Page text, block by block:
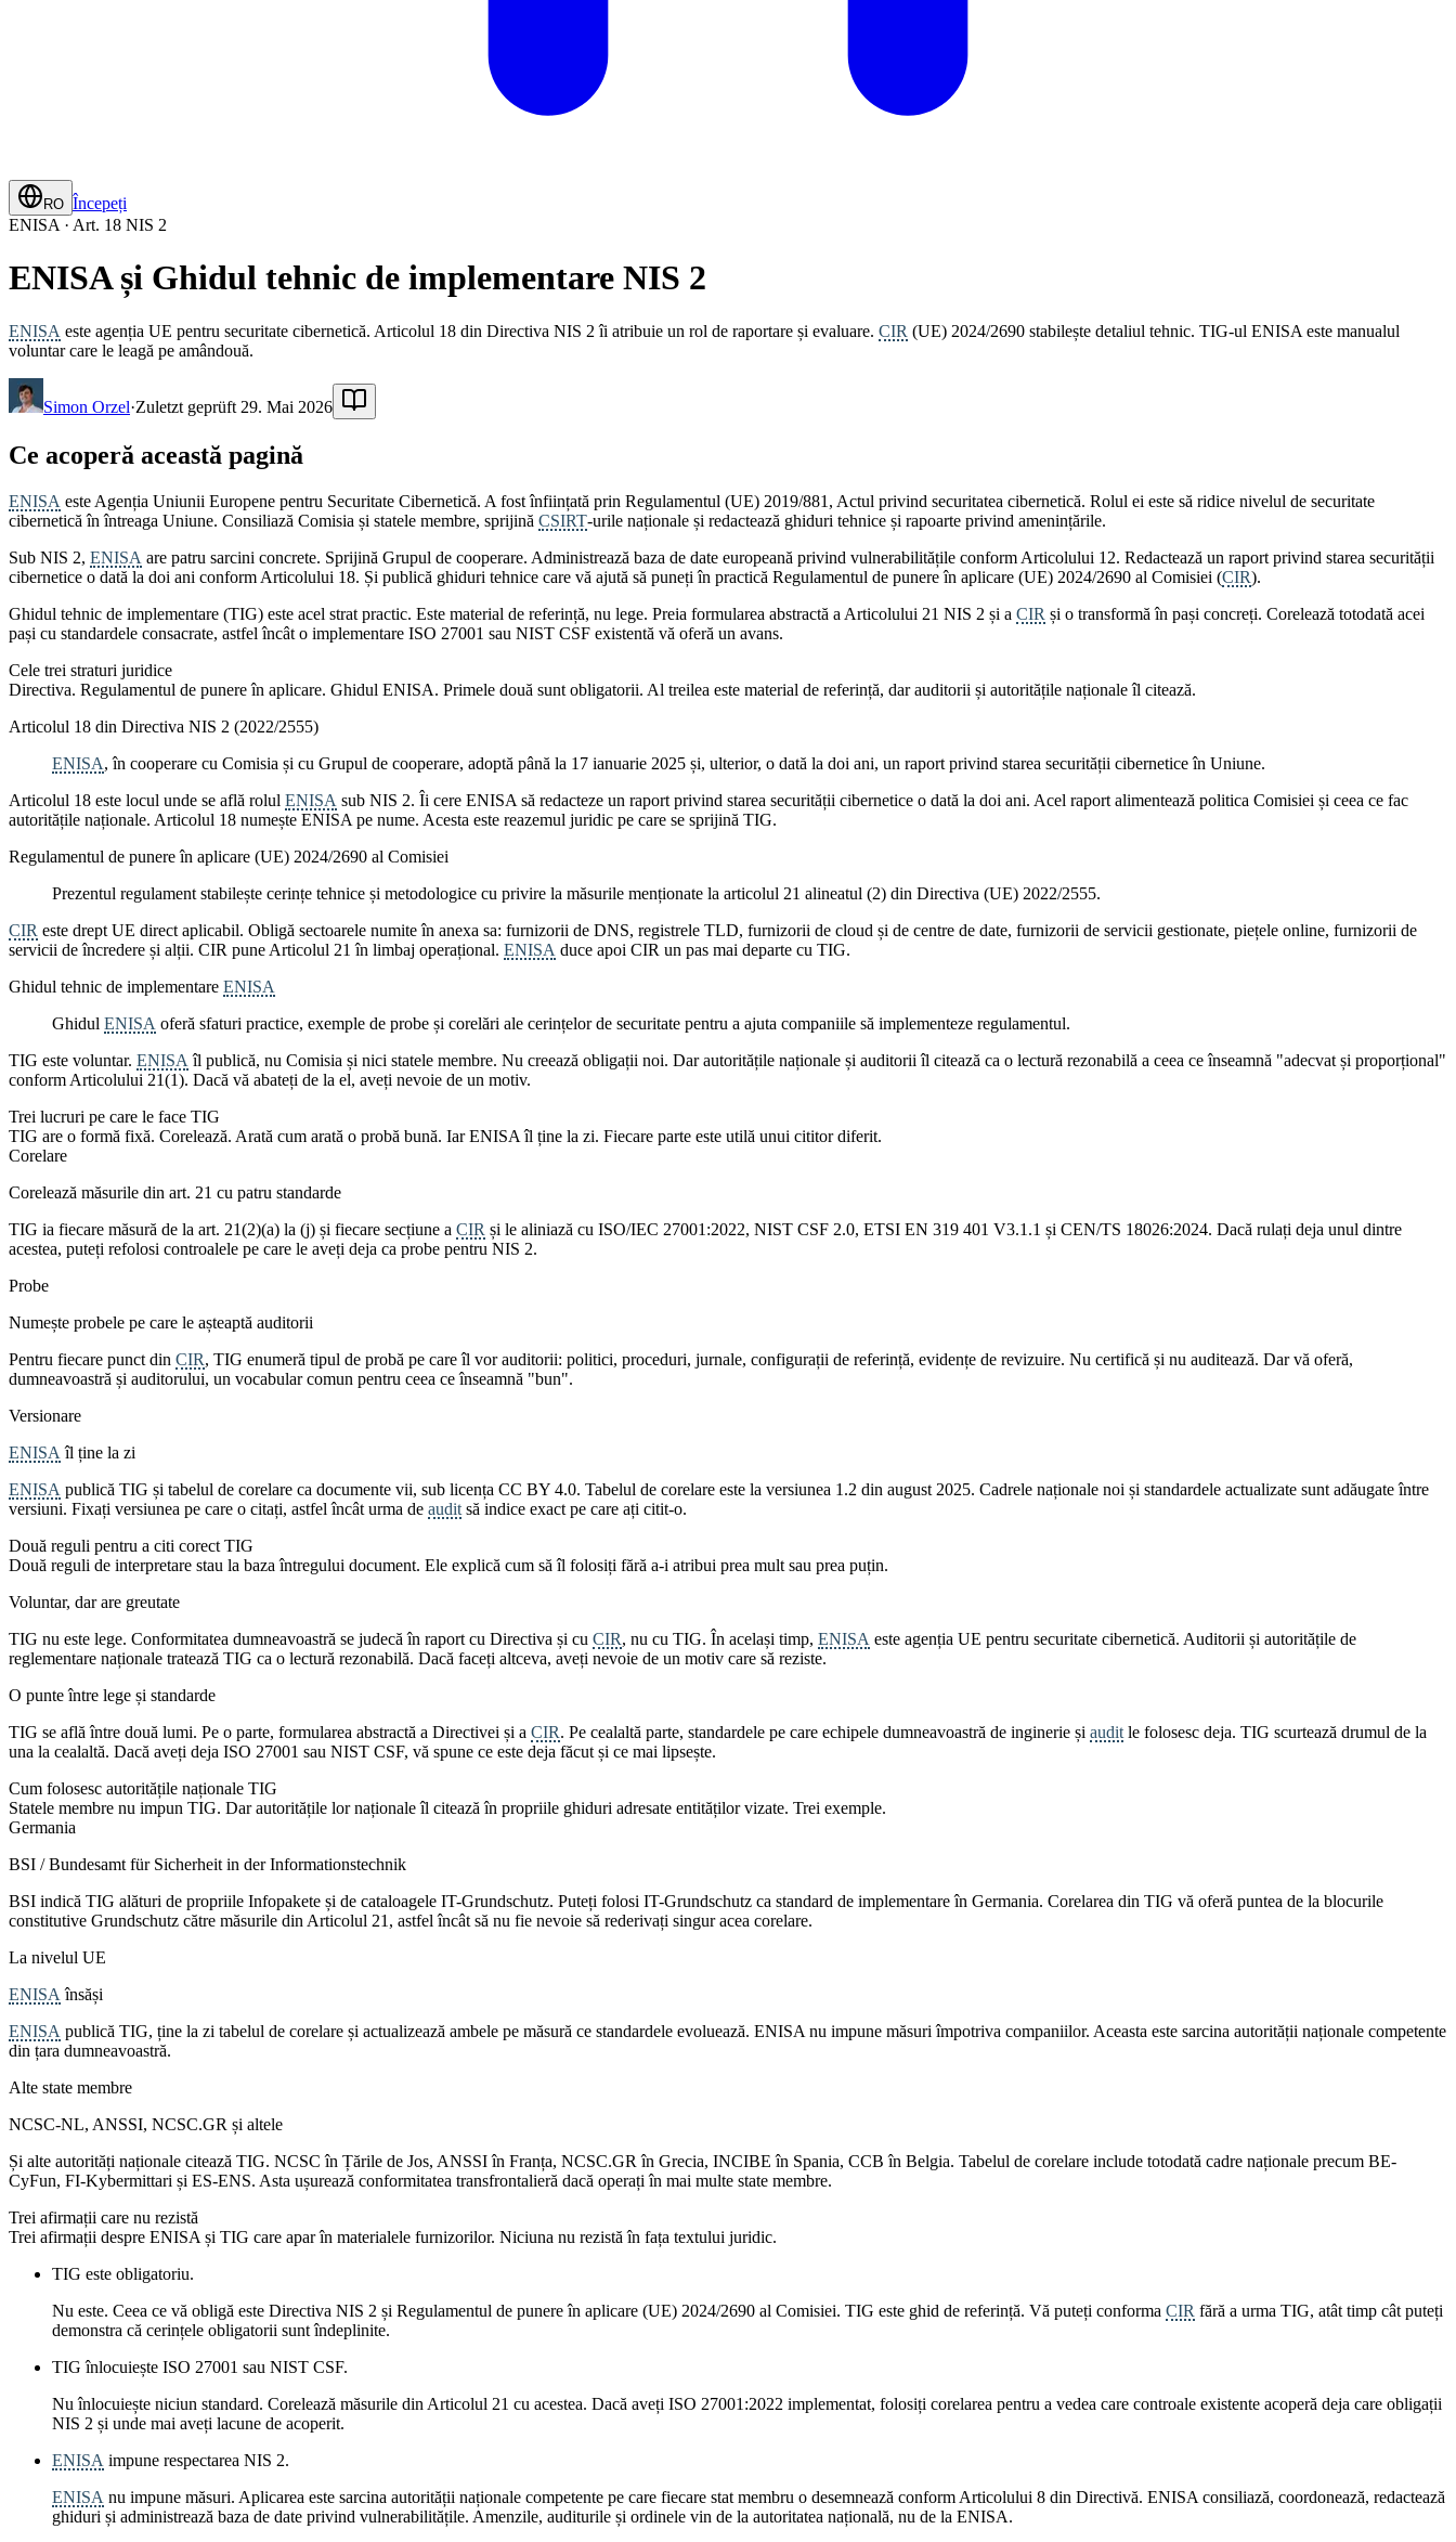
RO Începeți
ENISA · Art. 18 NIS 2
ENISA și Ghidul tehnic de implementare NIS 2
ENISA este agenția UE pentru securitate cibernetică. Articolul 18 din Directiva NIS 2 îi atribuie un rol de raportare și evaluare. CIR (UE) 2024/2690 stabilește detaliul tehnic. TIG-ul ENISA este manualul
voluntar care le leagă pe amândouă.
Simon Orzel·Zuletzt geprüft 29. Mai 2026
Ce acoperă această pagină
ENISA este Agenția Uniunii Europene pentru Securitate Cibernetică. A fost înființată prin Regulamentul (UE) 2019/881, Actul privind securitatea cibernetică. Rolul ei este să ridice nivelul de securitate
cibernetică în întreaga Uniune. Consiliază Comisia și statele membre, sprijină CSIRT-urile naționale și redactează ghiduri tehnice și rapoarte privind amenințările.
Sub NIS 2, ENISA are patru sarcini concrete. Sprijină Grupul de cooperare. Administrează baza de date europeană privind vulnerabilitățile conform Articolului 12. Redactează un raport privind starea securității
cibernetice o dată la doi ani conform Articolului 18. Și publică ghiduri tehnice care vă ajută să puneți în practică Regulamentul de punere în aplicare (UE) 2024/2690 al Comisiei (CIR).
Ghidul tehnic de implementare (TIG) este acel strat practic. Este material de referință, nu lege. Preia formularea abstractă a Articolului 21 NIS 2 și a CIR și o transformă în pași concreți. Corelează totodată acei
pași cu standardele consacrate, astfel încât o implementare ISO 27001 sau NIST CSF existentă vă oferă un avans.
Cele trei straturi juridice
Directiva. Regulamentul de punere în aplicare. Ghidul ENISA. Primele două sunt obligatorii. Al treilea este material de referință, dar auditorii și autoritățile naționale îl citează.
Articolul 18 din Directiva NIS 2 (2022/2555)
ENISA, în cooperare cu Comisia și cu Grupul de cooperare, adoptă până la 17 ianuarie 2025 și, ulterior, o dată la doi ani, un raport privind starea securității cibernetice în Uniune.
Articolul 18 este locul unde se află rolul ENISA sub NIS 2. Îi cere ENISA să redacteze un raport privind starea securității cibernetice o dată la doi ani. Acel raport alimentează politica Comisiei și ceea ce fac
autoritățile naționale. Articolul 18 numește ENISA pe nume. Acesta este reazemul juridic pe care se sprijină TIG.
Regulamentul de punere în aplicare (UE) 2024/2690 al Comisiei
Prezentul regulament stabilește cerințe tehnice și metodologice cu privire la măsurile menționate la articolul 21 alineatul (2) din Directiva (UE) 2022/2555.
CIR este drept UE direct aplicabil. Obligă sectoarele numite în anexa sa: furnizorii de DNS, registrele TLD, furnizorii de cloud și de centre de date, furnizorii de servicii gestionate, piețele online, furnizorii de
servicii de încredere și alții. CIR pune Articolul 21 în limbaj operațional. ENISA duce apoi CIR un pas mai departe cu TIG.
Ghidul tehnic de implementare ENISA
Ghidul ENISA oferă sfaturi practice, exemple de probe și corelări ale cerințelor de securitate pentru a ajuta companiile să implementeze regulamentul.
TIG este voluntar. ENISA îl publică, nu Comisia și nici statele membre. Nu creează obligații noi. Dar autoritățile naționale și auditorii îl citează ca o lectură rezonabilă a ceea ce înseamnă "adecvat și proporțional"
conform Articolului 21(1). Dacă vă abateți de la el, aveți nevoie de un motiv.
Trei lucruri pe care le face TIG
TIG are o formă fixă. Corelează. Arată cum arată o probă bună. Iar ENISA îl ține la zi. Fiecare parte este utilă unui cititor diferit.
Corelare
Corelează măsurile din art. 21 cu patru standarde
TIG ia fiecare măsură de la art. 21(2)(a) la (j) și fiecare secțiune a CIR și le aliniază cu ISO/IEC 27001:2022, NIST CSF 2.0, ETSI EN 319 401 V3.1.1 și CEN/TS 18026:2024. Dacă rulați deja unul dintre
acestea, puteți refolosi controalele pe care le aveți deja ca probe pentru NIS 2.
Probe
Numește probele pe care le așteaptă auditorii
Pentru fiecare punct din CIR, TIG enumeră tipul de probă pe care îl vor auditorii: politici, proceduri, jurnale, configurații de referință, evidențe de revizuire. Nu certifică și nu auditează. Dar vă oferă,
dumneavoastră și auditorului, un vocabular comun pentru ceea ce înseamnă "bun".
Versionare
ENISA îl ține la zi
ENISA publică TIG și tabelul de corelare ca documente vii, sub licența CC BY 4.0. Tabelul de corelare este la versiunea 1.2 din august 2025. Cadrele naționale noi și standardele actualizate sunt adăugate între
versiuni. Fixați versiunea pe care o citați, astfel încât urma de audit să indice exact pe care ați citit-o.
Două reguli pentru a citi corect TIG
Două reguli de interpretare stau la baza întregului document. Ele explică cum să îl folosiți fără a-i atribui prea mult sau prea puțin.
Voluntar, dar are greutate
TIG nu este lege. Conformitatea dumneavoastră se judecă în raport cu Directiva și cu CIR, nu cu TIG. În același timp, ENISA este agenția UE pentru securitate cibernetică. Auditorii și autoritățile de
reglementare naționale tratează TIG ca o lectură rezonabilă. Dacă faceți altceva, aveți nevoie de un motiv care să reziste.
O punte între lege și standarde
TIG se află între două lumi. Pe o parte, formularea abstractă a Directivei și a CIR. Pe cealaltă parte, standardele pe care echipele dumneavoastră de inginerie și audit le folosesc deja. TIG scurtează drumul de la
una la cealaltă. Dacă aveți deja ISO 27001 sau NIST CSF, vă spune ce este deja făcut și ce mai lipsește.
Cum folosesc autoritățile naționale TIG
Statele membre nu impun TIG. Dar autoritățile lor naționale îl citează în propriile ghiduri adresate entităților vizate. Trei exemple.
Germania
BSI / Bundesamt für Sicherheit in der Informationstechnik
BSI indică TIG alături de propriile Infopakete și de cataloagele IT-Grundschutz. Puteți folosi IT-Grundschutz ca standard de implementare în Germania. Corelarea din TIG vă oferă puntea de la blocurile
constitutive Grundschutz către măsurile din Articolul 21, astfel încât să nu fie nevoie să rederivați singur acea corelare.
La nivelul UE
ENISA însăși
ENISA publică TIG, ține la zi tabelul de corelare și actualizează ambele pe măsură ce standardele evoluează. ENISA nu impune măsuri împotriva companiilor. Aceasta este sarcina autorității naționale competente
din țara dumneavoastră.
Alte state membre
NCSC-NL, ANSSI, NCSC.GR și altele
Și alte autorități naționale citează TIG. NCSC în Țările de Jos, ANSSI în Franța, NCSC.GR în Grecia, INCIBE în Spania, CCB în Belgia. Tabelul de corelare include totodată cadre naționale precum BE-
CyFun, FI-Kybermittari și ES-ENS. Asta ușurează conformitatea transfrontalieră dacă operați în mai multe state membre.
Trei afirmații care nu rezistă
Trei afirmații despre ENISA și TIG care apar în materialele furnizorilor. Niciuna nu rezistă în fața textului juridic.
TIG este obligatoriu.
Nu este. Ceea ce vă obligă este Directiva NIS 2 și Regulamentul de punere în aplicare (UE) 2024/2690 al Comisiei. TIG este ghid de referință. Vă puteți conforma CIR fără a urma TIG, atât timp cât puteți
demonstra că cerințele obligatorii sunt îndeplinite.
TIG înlocuiește ISO 27001 sau NIST CSF.
Nu înlocuiește niciun standard. Corelează măsurile din Articolul 21 cu acestea. Dacă aveți ISO 27001:2022 implementat, folosiți corelarea pentru a vedea care controale existente acoperă deja care obligații
NIS 2 și unde mai aveți lacune de acoperit.
ENISA impune respectarea NIS 2.
ENISA nu impune măsuri. Aplicarea este sarcina autorității naționale competente pe care fiecare stat membru o desemnează conform Articolului 8 din Directivă. ENISA consiliază, coordonează, redactează
ghiduri și administrează baza de date privind vulnerabilitățile. Amenzile, auditurile și ordinele vin de la autoritatea națională, nu de la ENISA.